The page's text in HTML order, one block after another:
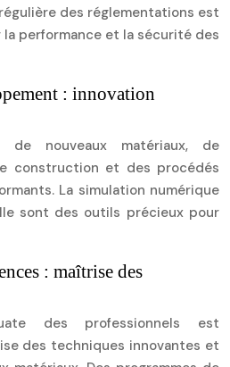
des réglementations est
performance et la sécurité des
: innovation
de nouveaux matériaux, de
construction et des procédés
La simulation numérique
sont des outils précieux pour
: maîtrise des
des professionnels est
des techniques innovantes et